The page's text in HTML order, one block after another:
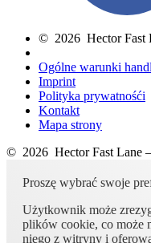
© 2026 Hector Fast
Ogólne warunki
Imprint
Polityka prywatnośći
Kontakt
Mapa strony
© 2026 Hector Fast Lane
Proszę wybrać swoje
Użytkownik może
plików cookie, co może
niego z witryny i